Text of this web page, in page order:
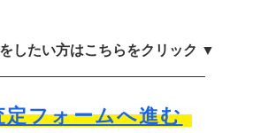
したい方はこちらをクリック ▼
定フォームへ進む